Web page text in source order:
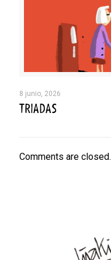
8 junio, 2026
TRIADAS
Comments are closed.